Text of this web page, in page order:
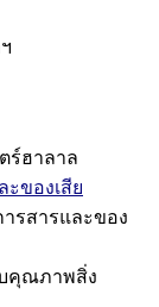
ร์ฮาลาล
ของเสีย
รสารและของ
คุณภาพสิ่ง